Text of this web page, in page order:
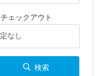
チェックアウト
検索